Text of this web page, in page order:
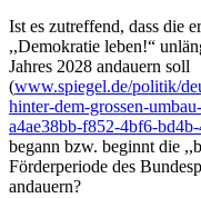
Ist es zutreffend, dass die
,,Demokratie leben!“
Jahres 2028 andauern soll
(www.spiegel.de/politik/
hinter-dem-grossen-
a4ae38bb-f852-4bf6-
begann bzw. beginnt die
Förderperiode des
andauern?